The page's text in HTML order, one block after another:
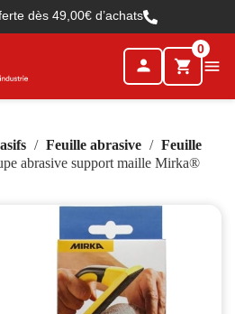
dès 49,00€ d’achats
person shopping_cart
0

Feuille abrasive
Feuille
abrasive support maille Mirka®